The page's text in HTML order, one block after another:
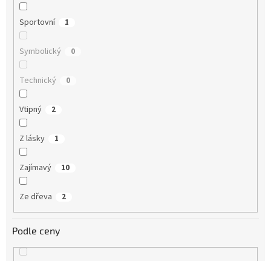
Sportovní 1
Symbolický 0
Technický 0
Vtipný 2
Z lásky 1
Zajímavý 10
Ze dřeva 2
Podle ceny